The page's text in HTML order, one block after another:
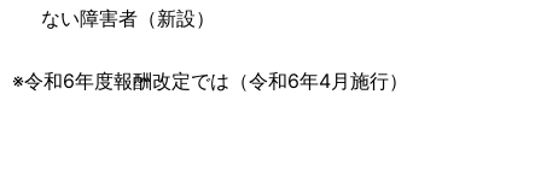
ない障害者（新設）
※令和6年度報酬改定では（令和6年4月施行）